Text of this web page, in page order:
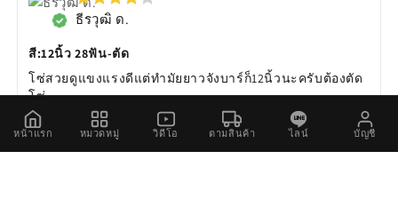
ธีรวุฒิ ด.
สี:12นิ้ว 28ฟัน-ตัด
โซ่สวยดูแขงแรงดีแต่ทำมัยยาวจังบาร์ก็12นิ้วนะครับต้องตัด
โซ่
หน้าแรก หมวดหมู่ วิดีโอ ตามสินค้า ไลน์ บัญชี